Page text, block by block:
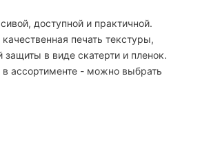
доступной и практичной.
печать текстуры,
в виде скатерти и пленок.
ассортименте - можно выбрать